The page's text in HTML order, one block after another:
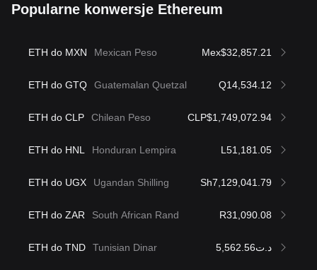
Popularne konwersje Ethereum
ETH do MXN Mexican Peso Mex$32,857.21
ETH do GTQ Guatemalan Quetzal Q14,534.12
ETH do CLP Chilean Peso CLP$1,749,072.94
ETH do HNL Honduran Lempira L51,181.05
ETH do UGX Ugandan Shilling Sh7,129,041.79
ETH do ZAR South African Rand R31,090.08
ETH do TND Tunisian Dinar د.ت5,562.56